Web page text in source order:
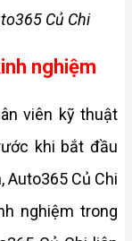
Củ Chi
nghiệm
viên kỹ thuật
khi bắt đầu
Auto365 Củ Chi
nghiệm trong